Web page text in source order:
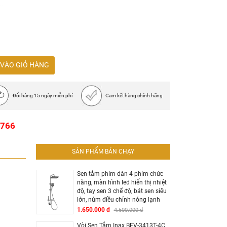
(Đồng thau)
@ 0,3 MPa
/ phút @ 0,3 MPa
ENG
GIỎ HÀNG
Đổi hàng 15 ngày miễn phí Cam kết hàng chính hãng
SẢN PHẨM BÁN CHẠY
Sen tắm phím đàn 4 phím chức
năng, màn hình led hiển thị nhiệt
độ, tay sen 3 chế độ, bát sen siêu
lớn, núm điều chỉnh nóng lạnh
1.650.000 đ 4.500.000 đ
Vòi Sen Tắm Inax BFV-3413T-4C